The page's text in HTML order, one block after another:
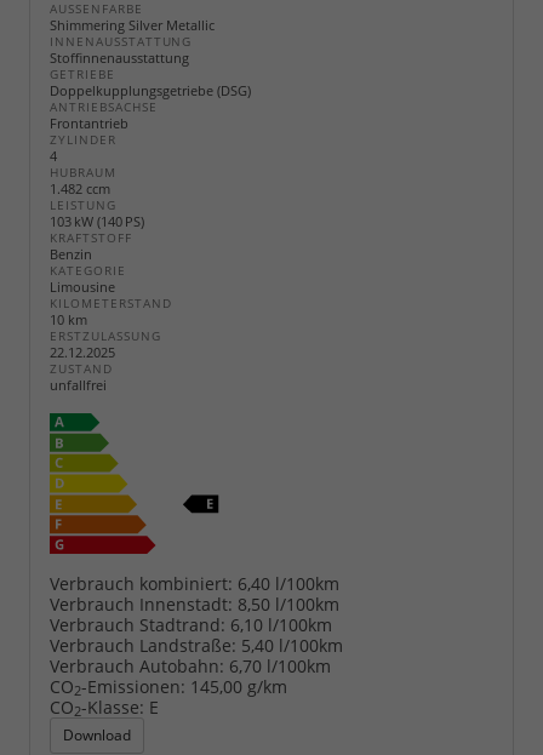
AUSSENFARBE
Shimmering Silver Metallic
INNENAUSSTATTUNG
Stoffinnenausstattung
GETRIEBE
Doppelkupplungsgetriebe (DSG)
ANTRIEBSACHSE
Frontantrieb
ZYLINDER
4
HUBRAUM
1.482 ccm
LEISTUNG
103 kW (140 PS)
KRAFTSTOFF
Benzin
KATEGORIE
Limousine
KILOMETERSTAND
10 km
ERSTZULASSUNG
22.12.2025
ZUSTAND
unfallfrei
Verbrauch kombiniert: 6,40 l/100km
Verbrauch Innenstadt: 8,50 l/100km
Verbrauch Stadtrand: 6,10 l/100km
Verbrauch Landstraße: 5,40 l/100km
Verbrauch Autobahn: 6,70 l/100km
CO2-Emissionen: 145,00 g/km
CO2-Klasse: E
Download